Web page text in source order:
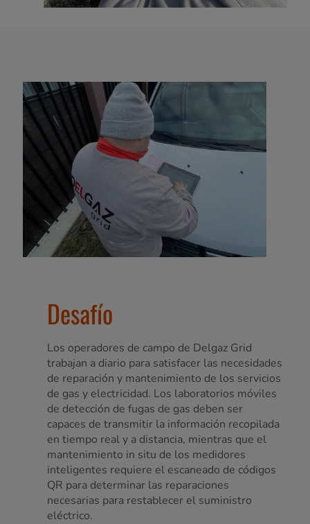
Desafío
Los operadores de campo de Delgaz Grid
trabajan a diario para satisfacer las necesidades
de reparación y mantenimiento de los servicios
de gas y electricidad. Los laboratorios móviles
de detección de fugas de gas deben ser
capaces de transmitir la información recopilada
en tiempo real y a distancia, mientras que el
mantenimiento in situ de los medidores
inteligentes requiere el escaneado de códigos
QR para determinar las reparaciones
necesarias para restablecer el suministro
eléctrico.